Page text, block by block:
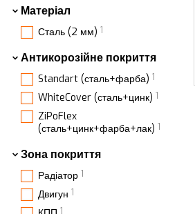
Матеріал
Сталь (2 мм) 1
Антикорозійне покриття
Standart (сталь+фарба) 1
WhiteCover (сталь+цинк) 1
ZiPoFlex
(сталь+цинк+фарба+лак) 1
Зона покриття
Радіатор 1
Двигун 1
1